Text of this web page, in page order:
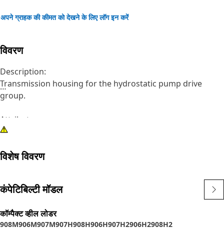
अपने ग्राहक की कीमत को देखने के लिए लॉग इन करें
विवरण
Description:
Transmission housing for the hydrostatic pump drive
group.
Attributes:
Transmission housing for heavy duty use
Application:
विशेष विवरण
कंपेटिबिल्टी मॉडल
कॉम्पैक्ट व्हील लोडर
908M906M907M907H908H906H907H2906H2908H2